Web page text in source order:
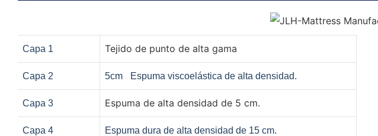
Capa 1 Tejido de punto de alta gama
Capa 2 5cm Espuma viscoelástica de alta densidad.
Capa 3 Espuma de alta densidad de 5 cm.
Capa 4 Espuma dura de alta densidad de 15 cm.